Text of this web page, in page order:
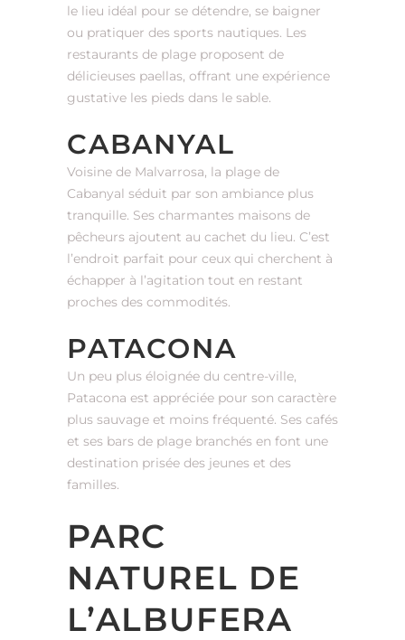
le lieu idéal pour se détendre, se baigner
ou pratiquer des sports nautiques. Les
restaurants de plage proposent de
délicieuses paellas, offrant une expérience
gustative les pieds dans le sable.
CABANYAL
Voisine de Malvarrosa, la plage de
Cabanyal séduit par son ambiance plus
tranquille. Ses charmantes maisons de
pêcheurs ajoutent au cachet du lieu. C’est
l’endroit parfait pour ceux qui cherchent à
échapper à l’agitation tout en restant
proches des commodités.
PATACONA
Un peu plus éloignée du centre-ville,
Patacona est appréciée pour son caractère
plus sauvage et moins fréquenté. Ses cafés
et ses bars de plage branchés en font une
destination prisée des jeunes et des
familles.
PARC
NATUREL DE
L’ALBUFERA